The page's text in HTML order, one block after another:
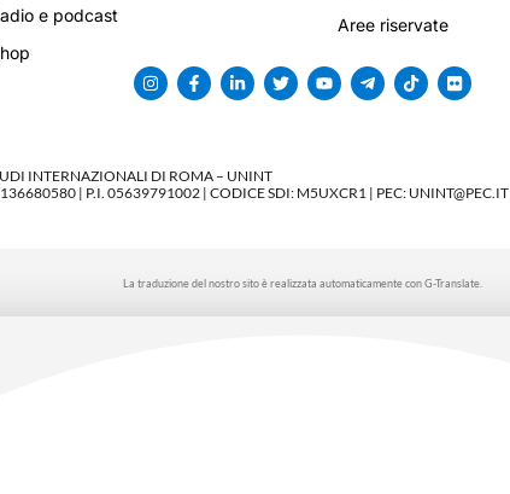
e podcast
Aree riservate
INTERNAZIONALI DI ROMA – UNINT
| P.I. 05639791002 | CODICE SDI: M5UXCR1 | PEC: UNINT@PEC.IT
La traduzione del nostro sito è realizzata automaticamente con G-Translate.